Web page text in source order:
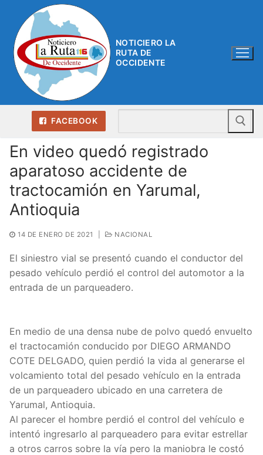
contenido
NOTICIERO LA
RUTA DE
OCCIDENTE
FACEBOOK
En video quedó registrado
aparatoso accidente de
tractocamión en Yarumal,
Antioquia
14 DE ENERO DE 2021 NACIONAL
El siniestro vial se presentó cuando el conductor del
pesado vehículo perdió el control del automotor a la
entrada de un parqueadero.
En medio de una densa nube de polvo quedó envuelto
el tractocamión conducido por DIEGO ARMANDO
COTE DELGADO, quien perdió la vida al generarse el
volcamiento total del pesado vehículo en la entrada
de un parqueadero ubicado en una carretera de
Yarumal, Antioquia.
Al parecer el hombre perdió el control del vehículo e
intentó ingresarlo al parqueadero para evitar estrellar
a otros carros sobre la vía pero la maniobra le costó